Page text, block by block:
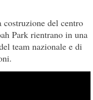
costruzione del centro
Park rientrano in una
team nazionale e di